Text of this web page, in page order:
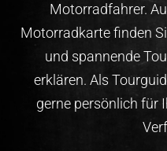
Motorradfahrer.
Motorradkarte finden
und spannende
erklären. Als
gerne persönlich für